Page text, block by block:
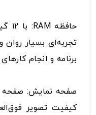
تجربه‌ای بسیار
برنامه و انجام
کیفیت تصویر